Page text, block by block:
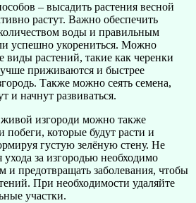
– высадить растения весной
растут. Важно обеспечить
воды и правильным
успешно укорениться. Можно
виды растений, такие как черенки
приживаются и быстрее
Также можно сеять семена,
и начнут развиваться.
изгороди можно также
побеги, которые будут расти и
густую зелёную стену. Не
ухода за изгородью необходимо
и предотвращать заболевания, чтобы
При необходимости удаляйте
участки.